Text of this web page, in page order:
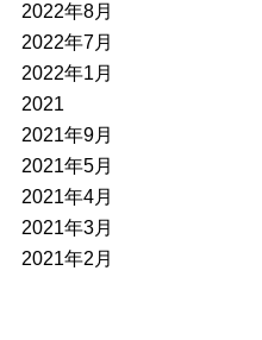
2022年8月
2022年7月
2022年1月
2021
2021年9月
2021年5月
2021年4月
2021年3月
2021年2月